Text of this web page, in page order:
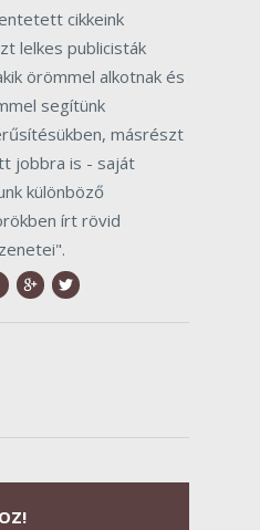
cikkeink
lelkes publicisták
örömmel alkotnak és
segítünk
másrészt
jobbra is - saját
különböző
írt rövid